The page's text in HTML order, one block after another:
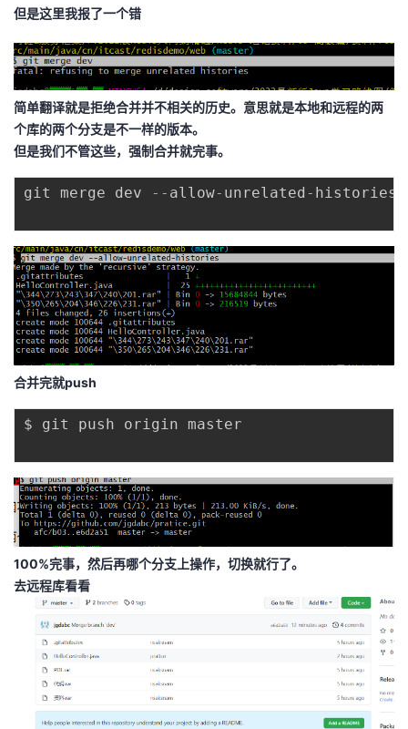
的
课
程
我
的
认
证
我
的
实
验
我
的
收
藏
技
术
支
持
的
云
声
建
议
但是这里我报了一个错
简单翻译就是拒绝合并并不相关的历史。意思就是本地和远程的两
个库的两个分支是不一样的版本。
但是我们不管这些，强制合并就完事。
git merge dev -- allow- unrelated - histories
合并完就push
$ git push origin master
100%完事，然后再哪个分支上操作，切换就行了。
去远程库看看